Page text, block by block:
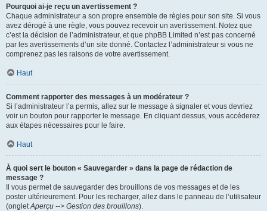
Pourquoi ai-je reçu un avertissement ?
Chaque administrateur a son propre ensemble de règles pour son site. Si vous
avez dérogé à une règle, vous pouvez recevoir un avertissement. Notez que
c’est la décision de l’administrateur, et que phpBB Limited n’est pas concerné
par les avertissements d’un site donné. Contactez l’administrateur si vous ne
comprenez pas les raisons de votre avertissement.
Haut
Comment rapporter des messages à un modérateur ?
Si l’administrateur l’a permis, allez sur le message à signaler et vous devriez
voir un bouton pour rapporter le message. En cliquant dessus, vous accéderez
aux étapes nécessaires pour le faire.
Haut
À quoi sert le bouton « Sauvegarder » dans la page de rédaction de
message ?
Il vous permet de sauvegarder des brouillons de vos messages et de les
poster ultérieurement. Pour les recharger, allez dans le panneau de l’utilisateur
(ongletAperçu --> Gestion des brouillons).